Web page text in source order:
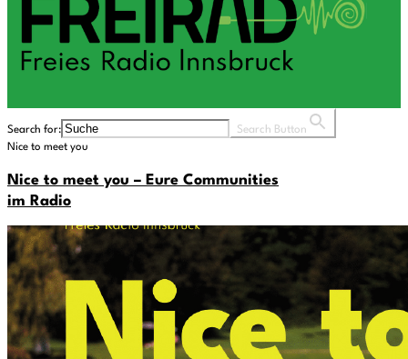
Search for:
Search Button
Nice to meet you
Nice to meet you – Eure Communities
im Radio